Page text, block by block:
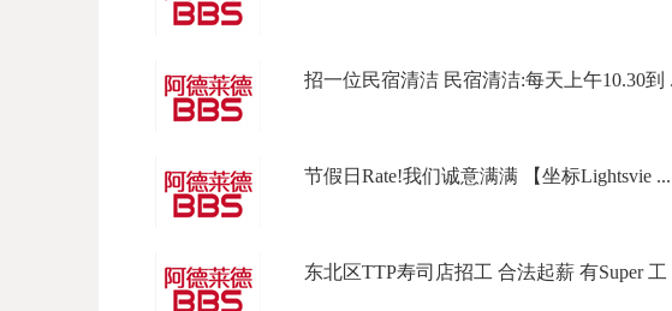
招一位民宿清洁 民宿清洁:每天上午10.30到
节假日Rate!我们诚意满满 【坐标Lightsvie ...
东北区TTP寿司店招工 合法起薪 有Super 工